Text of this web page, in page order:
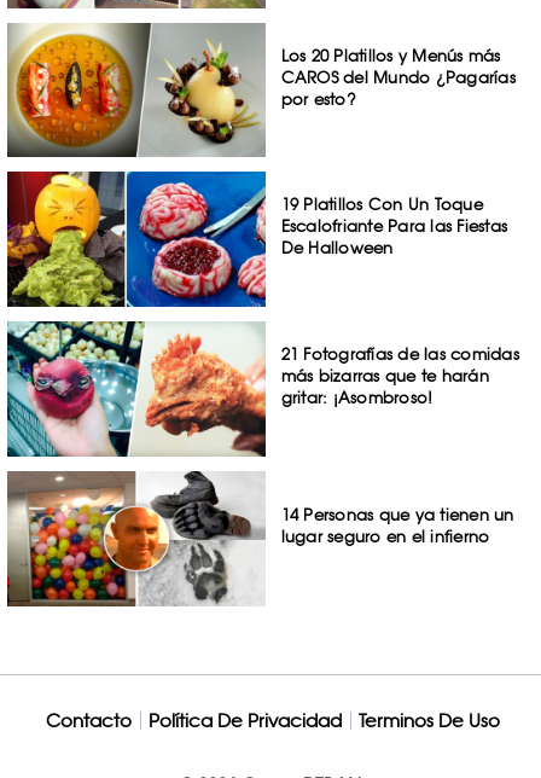
Los 20 Platillos y Menús más
CAROS del Mundo ¿Pagarías
por esto?
19 Platillos Con Un Toque
Escalofriante Para las Fiestas
De Halloween
21 Fotografías de las comidas
más bizarras que te harán
gritar: ¡Asombroso!
14 Personas que ya tienen un
lugar seguro en el infierno
Contacto Política De Privacidad Terminos De Uso